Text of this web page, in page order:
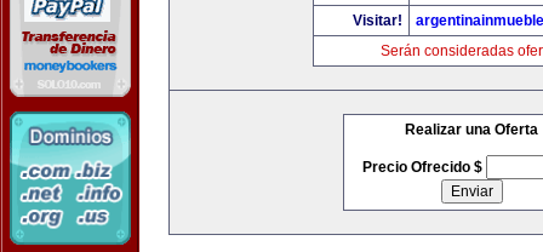
Visitar!
Serán consideradas
Realizar una Oferta
Precio Ofrecido $